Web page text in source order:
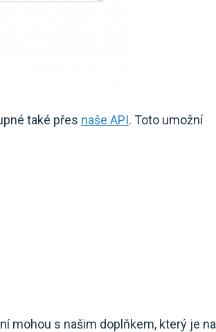
také přes naše API. Toto umožní
mohou s našim doplňkem, který je na